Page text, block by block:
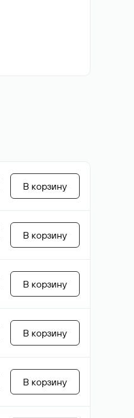
В корзину
В корзину
В корзину
В корзину
В корзину